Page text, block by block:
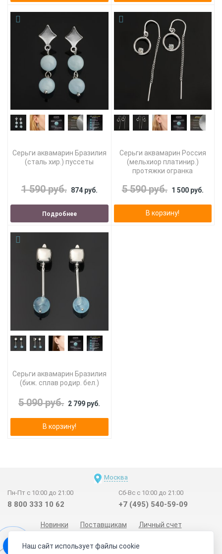
Серьги аквамарин Бразилия
(сталь хир.) пуссеты
1 590 руб. 874 руб.
Подробнее
Серьги аквамарин Россия
(мельхиор платинир.)
протяжки огранка
5 590 руб. 1 500 руб.
В корзину!
Серьги аквамарин Бразилия
(биж. сплав родир. бел.)
5 090 руб. 2 799 руб.
В корзину!
Москва
Пн-Пт с 10:00 до 21:00
8 800 333 10 62
Сб-Вс с 10:00 до 21:00
+7 (495) 540-59-09
Новинки Поставщикам
Личный счет
Наш сайт использует файлы cookie